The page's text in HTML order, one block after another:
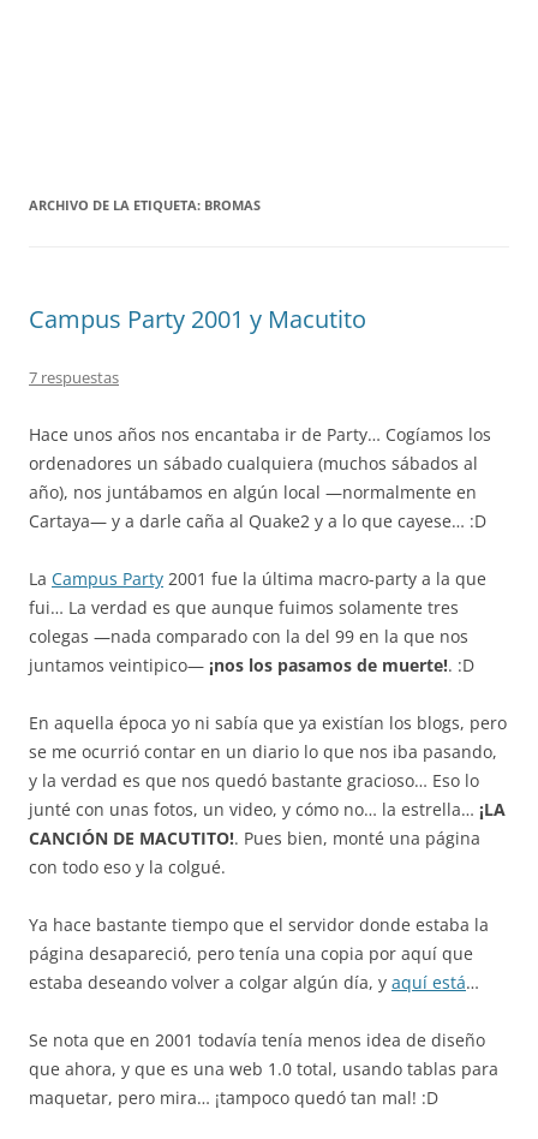
ARCHIVO DE LA ETIQUETA: BROMAS
Campus Party 2001 y Macutito
7 respuestas
Hace unos años nos encantaba ir de Party… Cogíamos los
ordenadores un sábado cualquiera (muchos sábados al
año), nos juntábamos en algún local —normalmente en
Cartaya— y a darle caña al Quake2 y a lo que cayese… :D
La Campus Party 2001 fue la última macro-party a la que
fui… La verdad es que aunque fuimos solamente tres
colegas —nada comparado con la del 99 en la que nos
juntamos veintipico— ¡nos los pasamos de muerte!. :D
En aquella época yo ni sabía que ya existían los blogs, pero
se me ocurrió contar en un diario lo que nos iba pasando,
y la verdad es que nos quedó bastante gracioso… Eso lo
junté con unas fotos, un video, y cómo no… la estrella… ¡LA
CANCIÓN DE MACUTITO!. Pues bien, monté una página
con todo eso y la colgué.
Ya hace bastante tiempo que el servidor donde estaba la
página desapareció, pero tenía una copia por aquí que
estaba deseando volver a colgar algún día, y aquí está…
Se nota que en 2001 todavía tenía menos idea de diseño
que ahora, y que es una web 1.0 total, usando tablas para
maquetar, pero mira… ¡tampoco quedó tan mal! :D